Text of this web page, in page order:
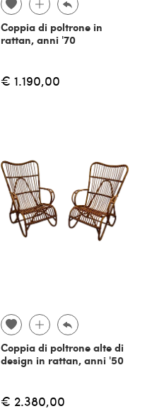
Coppia di poltrone in
rattan, anni '70
€ 1.190,00
Coppia di poltrone alte di
design in rattan, anni '50
€ 2.380,00